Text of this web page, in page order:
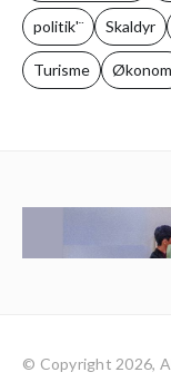
politik'¨ Skaldyr
Turisme
© Copyright 2026,